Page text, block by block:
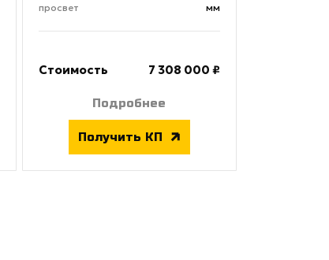
просвет
мм
Стоимость 7 308 000 ₽
Подробнее
Получить КП